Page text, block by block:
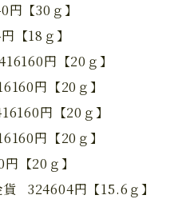
【30ｇ】
【18ｇ】
円【20ｇ】
円【20ｇ】
円【20ｇ】
円【20ｇ】
【20ｇ】
324604円【15.6ｇ】